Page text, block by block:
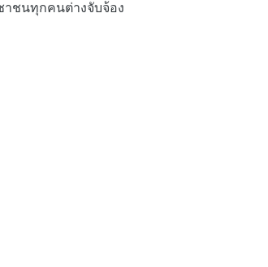
าชนทุกคนต่างจับจ้อง